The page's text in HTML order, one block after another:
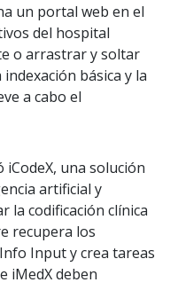
un portal web en el
del hospital
o arrastrar y soltar
básica y la
a cabo el
iCodeX, una solución
artificial y
la codificación clínica
recupera los
Input y crea tareas
iMedX deben